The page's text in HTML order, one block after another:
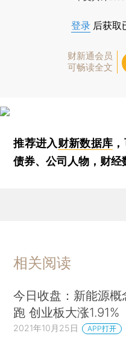
登录 后获取
财新通会员
可畅读全文
推荐进入财新数据库
债券、公司人物，财经
相关阅读
今日收盘：新能源概
跑 创业板大涨1.91%
2021年10月25日 APP打开